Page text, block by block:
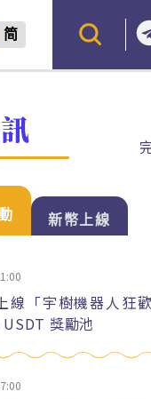
简
新幣上線
線「宇樹機器人狂
獎勵池